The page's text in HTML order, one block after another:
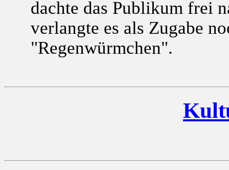
dachte das Publikum frei
verlangte es als Zugabe
"Regenwürmchen".